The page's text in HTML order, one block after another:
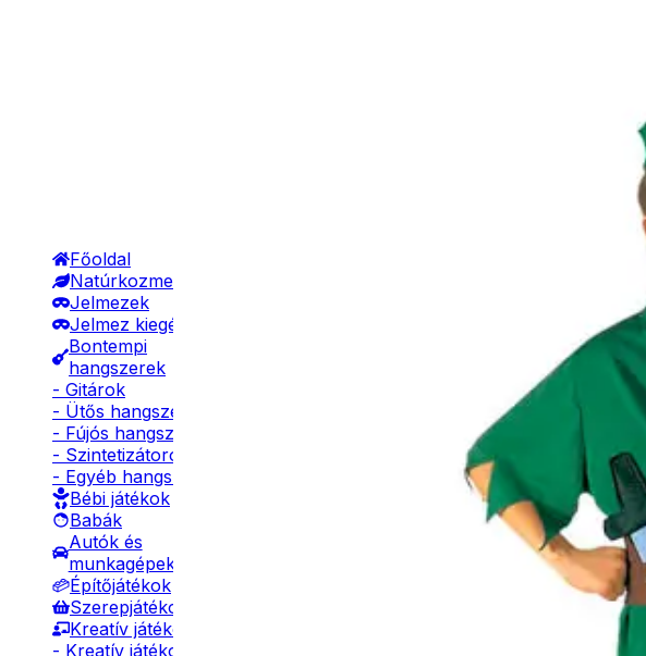
Főoldal
Natúrkozmetikumok
Jelmezek
Jelmez kiegészítők
Bontempi
hangszerek
- Gitárok
- Ütős hangszerek
- Fújós hangszerek
- Szintetizátorok
- Egyéb hangszerek
Bébi játékok
Babák
Autók és
munkagépek
Építőjátékok
Szerepjátékok
Kreatív játékok
- Kreatív játékok